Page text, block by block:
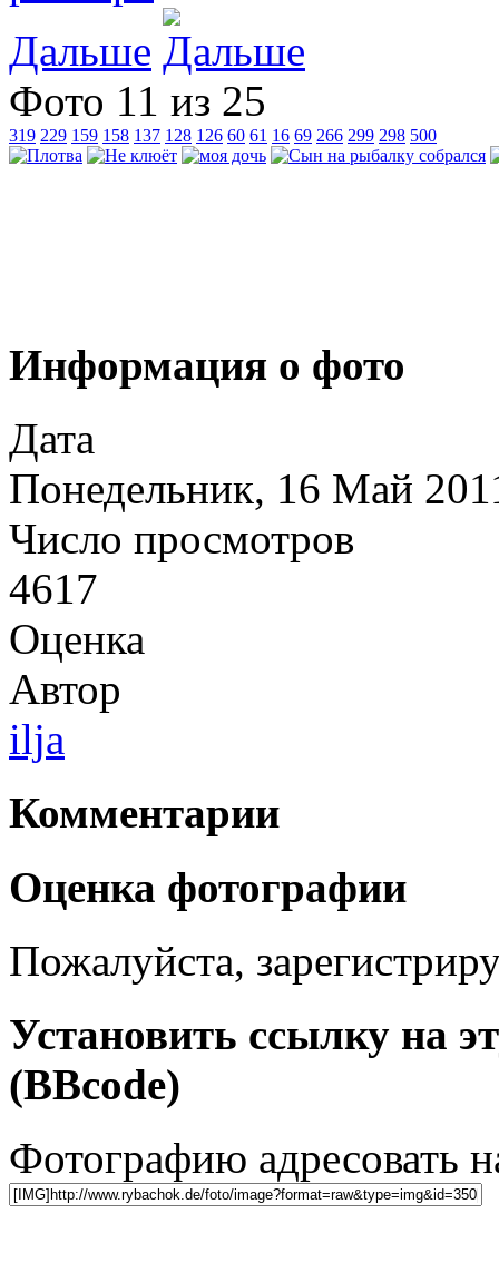
Дальше
Фото 11 из 25
319 229 159 158 137 128 126 60 61 16 69 266 299 298 500
Информация о фото
Дата
Понедельник, 16 Май
Число просмотров
4617
Оценка
Автор
ilja
Комментарии
Оценка фотографии
Пожалуйста,
Установить ссылку на
(BBcode)
Фотографию адресовать